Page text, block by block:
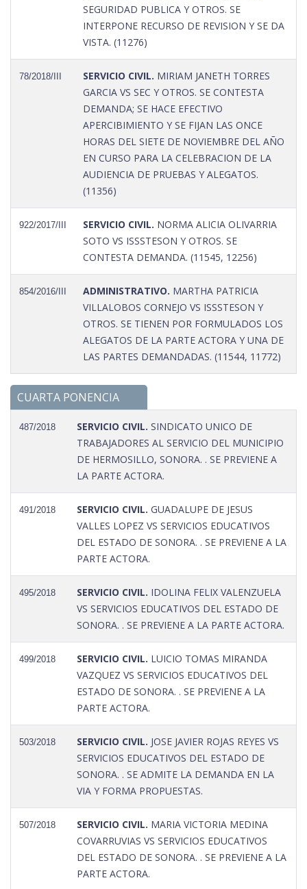
SEGURIDAD PUBLICA Y OTROS. SE
INTERPONE RECURSO DE REVISION Y SE DA
VISTA. (11276)
78/2018/III SERVICIO CIVIL. MIRIAM JANETH TORRES
GARCIA VS SEC Y OTROS. SE CONTESTA
DEMANDA; SE HACE EFECTIVO
APERCIBIMIENTO Y SE FIJAN LAS ONCE
HORAS DEL SIETE DE NOVIEMBRE DEL AÑO
EN CURSO PARA LA CELEBRACION DE LA
AUDIENCIA DE PRUEBAS Y ALEGATOS.
(11356)
922/2017/III SERVICIO CIVIL. NORMA ALICIA OLIVARRIA
SOTO VS ISSSTESON Y OTROS. SE
CONTESTA DEMANDA. (11545, 12256)
854/2016/III ADMINISTRATIVO. MARTHA PATRICIA
VILLALOBOS CORNEJO VS ISSSTESON Y
OTROS. SE TIENEN POR FORMULADOS LOS
ALEGATOS DE LA PARTE ACTORA Y UNA DE
LAS PARTES DEMANDADAS. (11544, 11772)
CUARTA PONENCIA
487/2018 SERVICIO CIVIL. SINDICATO UNICO DE
TRABAJADORES AL SERVICIO DEL MUNICIPIO
DE HERMOSILLO, SONORA. . SE PREVIENE A
LA PARTE ACTORA.
491/2018 SERVICIO CIVIL. GUADALUPE DE JESUS
VALLES LOPEZ VS SERVICIOS EDUCATIVOS
DEL ESTADO DE SONORA. . SE PREVIENE A LA
PARTE ACTORA.
495/2018 SERVICIO CIVIL. IDOLINA FELIX VALENZUELA
VS SERVICIOS EDUCATIVOS DEL ESTADO DE
SONORA. . SE PREVIENE A LA PARTE ACTORA.
499/2018 SERVICIO CIVIL. LUICIO TOMAS MIRANDA
VAZQUEZ VS SERVICIOS EDUCATIVOS DEL
ESTADO DE SONORA. . SE PREVIENE A LA
PARTE ACTORA.
503/2018 SERVICIO CIVIL. JOSE JAVIER ROJAS REYES VS
SERVICIOS EDUCATIVOS DEL ESTADO DE
SONORA. . SE ADMITE LA DEMANDA EN LA
VIA Y FORMA PROPUESTAS.
507/2018 SERVICIO CIVIL. MARIA VICTORIA MEDINA
COVARRUVIAS VS SERVICIOS EDUCATIVOS
DEL ESTADO DE SONORA. . SE PREVIENE A LA
PARTE ACTORA.